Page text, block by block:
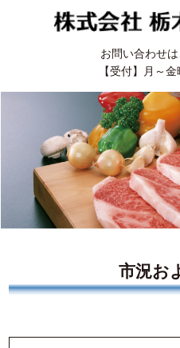
お問い合わせは
【受付】月～
市況お